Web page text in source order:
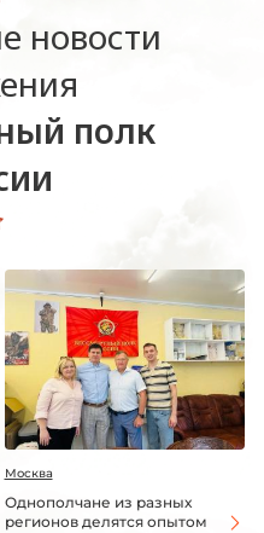
новости
полк
Москва
Однополчане из разных
регионов делятся опытом